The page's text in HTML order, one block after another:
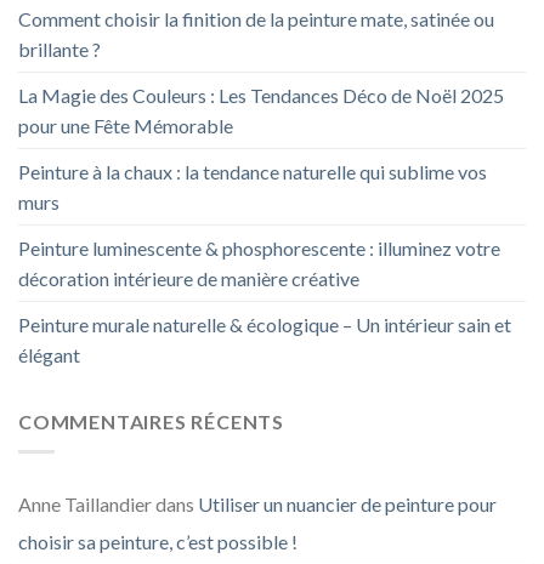
Comment choisir la finition de la peinture mate, satinée ou
brillante ?
La Magie des Couleurs : Les Tendances Déco de Noël 2025
pour une Fête Mémorable
Peinture à la chaux : la tendance naturelle qui sublime vos
murs
Peinture luminescente & phosphorescente : illuminez votre
décoration intérieure de manière créative
Peinture murale naturelle & écologique – Un intérieur sain et
élégant
COMMENTAIRES RÉCENTS
Anne Taillandierdans Utiliser un nuancier de peinture pour
choisir sa peinture, c’est possible !